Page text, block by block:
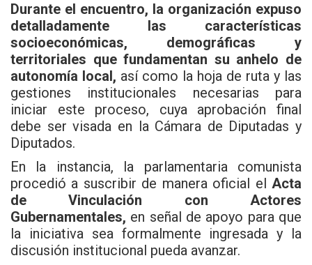
Durante el encuentro, la organización expuso
detalladamente las características
socioeconómicas, demográficas y
territoriales que fundamentan su anhelo de
autonomía local, así como la hoja de ruta y las
gestiones institucionales necesarias para
iniciar este proceso, cuya aprobación final
debe ser visada en la Cámara de Diputadas y
Diputados.
En la instancia, la parlamentaria comunista
procedió a suscribir de manera oficial el Acta
de Vinculación con Actores
Gubernamentales, en señal de apoyo para que
la iniciativa sea formalmente ingresada y la
discusión institucional pueda avanzar.